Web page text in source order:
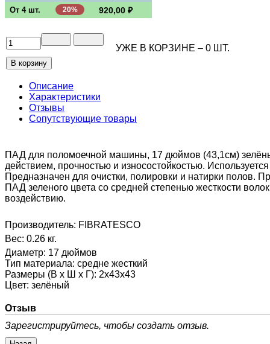
От 4 шт. 20% 920,00 ₽
УЖЕ В КОРЗИНЕ – 0 ШТ.
Описание
Характеристики
Отзывы
Сопутствующие товары
ПАД для поломоечной машины, 17 дюймов (43,1см)
действием, прочностью и износостойкостью.
Предназначен для очистки, полировки и натирки полов.
ПАД зеленого цвета со средней степенью жесткости
воздействию.
Производитель: FIBRATESCO
Вес: 0.26 кг.
Диаметр: 17 дюймов
Тип материала: средне жесткий
Размеры (В х Ш х Г): 2х43х43
Цвет: зелёный
Отзыв
Зарегистрируйтесь, чтобы создать отзыв.